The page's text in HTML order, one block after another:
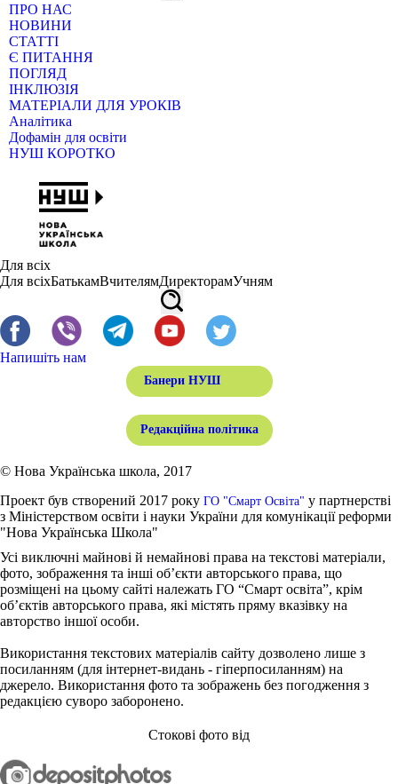
ПРО НАС
НОВИНИ
СТАТТІ
Є ПИТАННЯ
ПОГЛЯД
ІНКЛЮЗІЯ
МАТЕРІАЛИ ДЛЯ УРОКІВ
Аналітика
Дофамін для освіти
НУШ КОРОТКО
Для всіх
Для всіхБатькамВчителямДиректорамУчням
Напишіть нам
Банери НУШ
Редакційна політика
© Нова Українська школа, 2017
Проект був створений 2017 року ГО "Смарт Освіта" у партнерстві
з Міністерством освіти і науки України для комунікації реформи
"Нова Українська Школа"
Усі виключні майнові й немайнові права на текстові матеріали,
фото, зображення та інші об’єкти авторського права, що
розміщені на цьому сайті належать ГО “Смарт освіта”, крім
об’єктів авторського права, які містять пряму вказівку на
авторство іншої особи.
Використання текстових матеріалів сайту дозволено лише з
посиланням (для інтернет-видань - гіперпосиланням) на
джерело. Використання фото та зображень без погодження з
редакцією суворо заборонено.
Стокові фото від